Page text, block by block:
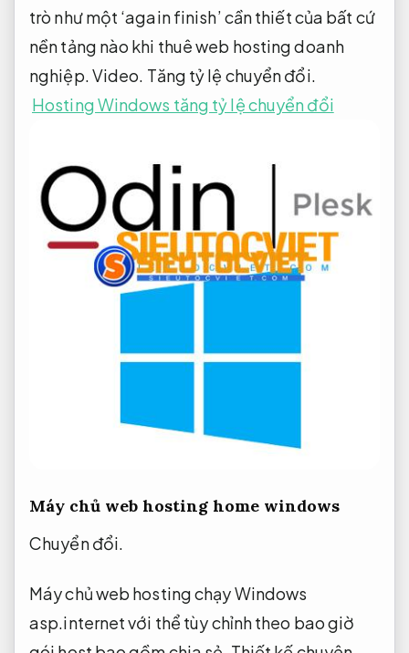
trò như một ‘again finish’ cần thiết của bất cứ
nền tảng nào khi thuê web hosting doanh
nghiệp.Video. Tăng tỷ lệ chuyển đổi.
Hosting Windows tăng tỷ lệ chuyển đổi
Máy chủ web hosting home windows
Chuyển đổi.
Máy chủ web hosting chạy Windows
asp.internet với thể tùy chỉnh theo bao giờ